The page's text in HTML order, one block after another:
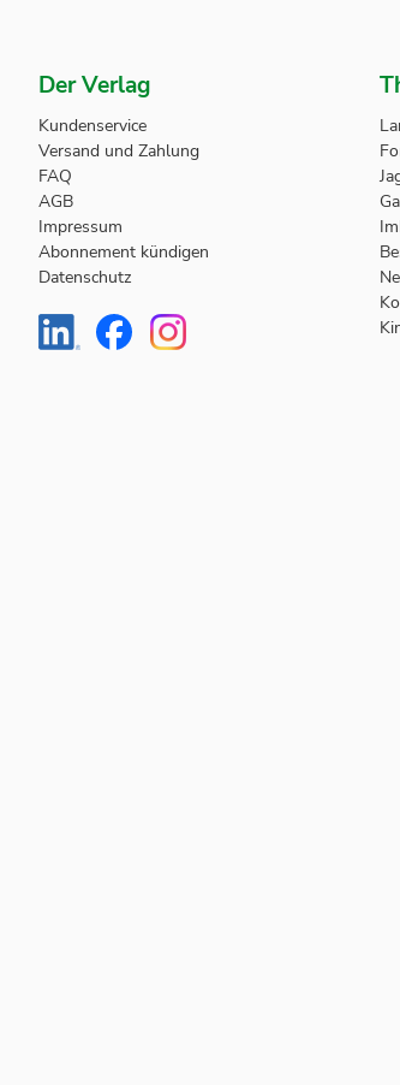
Der Verlag
Kundenservice
Versand und Zahlung
FAQ
AGB
Impressum
Abonnement kündigen
Datenschutz